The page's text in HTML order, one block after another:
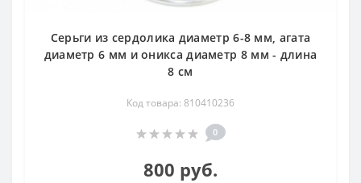
Серьги из сердолика диаметр 6-8 мм, агата
диаметр 6 мм и оникса диаметр 8 мм - длина
8 см
Код товара: 810410236
0
800 руб.